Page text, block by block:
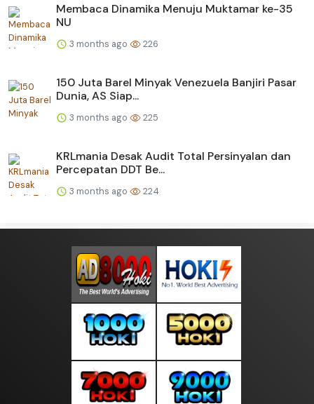
Membaca Dinamika Menuju Muktamar ke-35
NU
3 months ago 226
150 Juta Barel Minyak Venezuela Banjiri Pasar
Dunia, AS Siap...
3 months ago 225
KRLmania Desak Audit Total Persinyalan dan
Percepatan DDT Be...
3 months ago 224